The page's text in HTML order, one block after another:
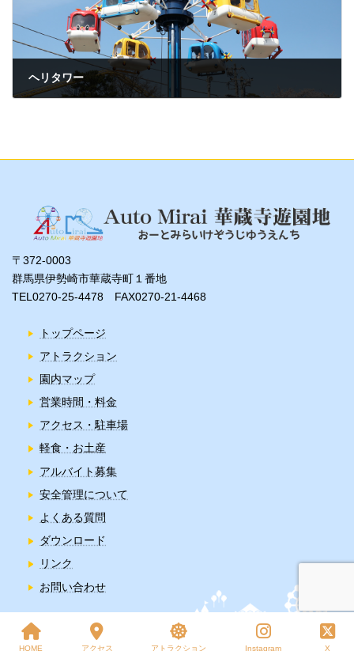
ヘリタワー
〒372-0003
群馬県伊勢崎市華蔵寺町１番地
TEL0270-25-4478 FAX0270-21-4468
トップページ
アトラクション
園内マップ
営業時間・料金
アクセス・駐車場
軽食・お土産
アルバイト募集
安全管理について
よくある質問
ダウンロード
リンク
お問い合わせ
Copyright © Auto Mirai 華蔵寺遊園地 All Rights Reserved.
HOME アクセス アトラクション Instagram X